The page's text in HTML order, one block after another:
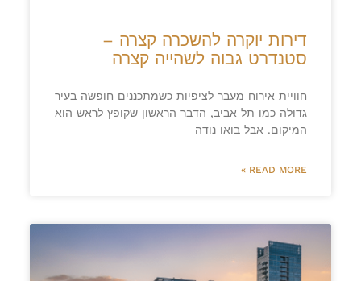
דירות יוקרה להשכרה קצרה –
סטנדרט גבוה לשהייה קצרה
חוויית אירוח מעבר לציפיות כשמתכננים חופשה בעיר
גדולה כמו תל אביב, הדבר הראשון שקופץ לראש הוא
המיקום. אבל בואו נודה
READ MORE »